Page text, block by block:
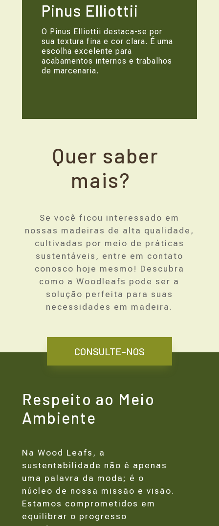
Pinus Elliottii
O Pinus Elliottii destaca-se por
sua textura fina e cor clara. É uma
escolha excelente para
acabamentos internos e trabalhos
de marcenaria.
Quer saber
mais?
Se você ficou interessado em
nossas madeiras de alta qualidade,
cultivadas por meio de práticas
sustentáveis, entre em contato
conosco hoje mesmo! Descubra
como a Woodleafs pode ser a
solução perfeita para suas
necessidades em madeira.
CONSULTE-NOS
Respeito ao Meio
Ambiente
Na Wood Leafs, a
sustentabilidade não é apenas
uma palavra da moda; é o
núcleo de nossa missão e visão.
Estamos comprometidos em
equilibrar o progresso